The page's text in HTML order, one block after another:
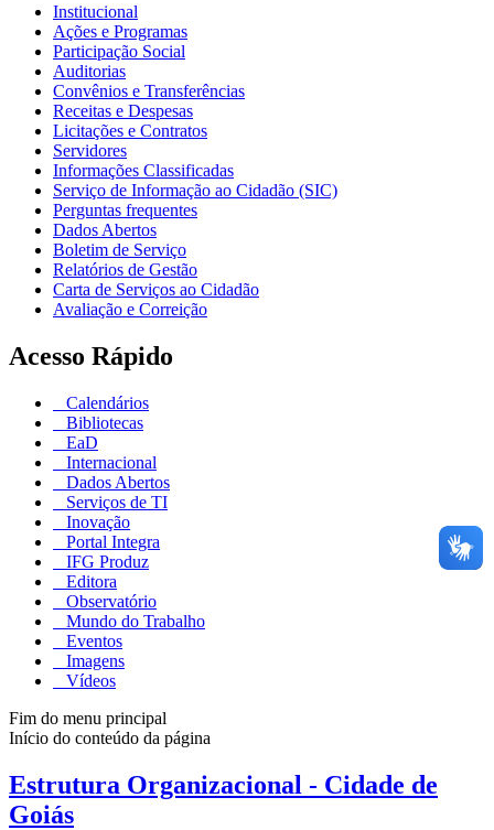
Institucional
Ações e Programas
Participação Social
Auditorias
Convênios e Transferências
Receitas e Despesas
Licitações e Contratos
Servidores
Informações Classificadas
Serviço de Informação ao Cidadão (SIC)
Perguntas frequentes
Dados Abertos
Boletim de Serviço
Relatórios de Gestão
Carta de Serviços ao Cidadão
Avaliação e Correição
Acesso Rápido
Calendários
Bibliotecas
EaD
Internacional
Dados Abertos
Serviços de TI
Inovação
Portal Integra
IFG Produz
Editora
Observatório
Mundo do Trabalho
Eventos
Imagens
Vídeos
Fim do menu principal
Início do conteúdo da página
Estrutura Organizacional - Cidade de
Goiás